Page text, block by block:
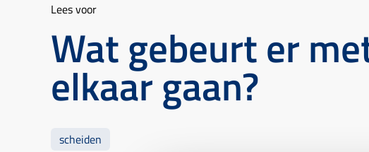
Lees voor
Wat gebeurt er
elkaar gaan?
scheiden